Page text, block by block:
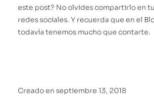
este post? No olvides compartirlo en
redes sociales. Y recuerda que en el
todavía tenemos mucho que contarte.
Creado en septiembre 13, 2018